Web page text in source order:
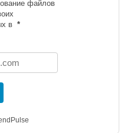
файлов
в *